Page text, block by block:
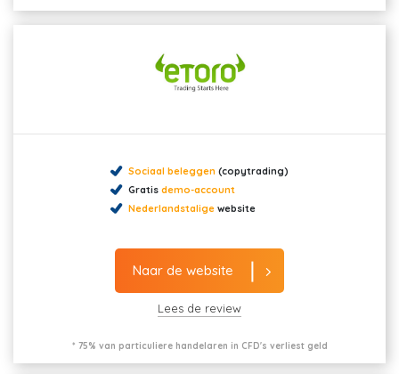
Sociaal beleggen (copytrading)
Gratis demo-account
Nederlandstalige website
Naar de website
Lees de review
* 75% van particuliere handelaren in CFD's verliest geld